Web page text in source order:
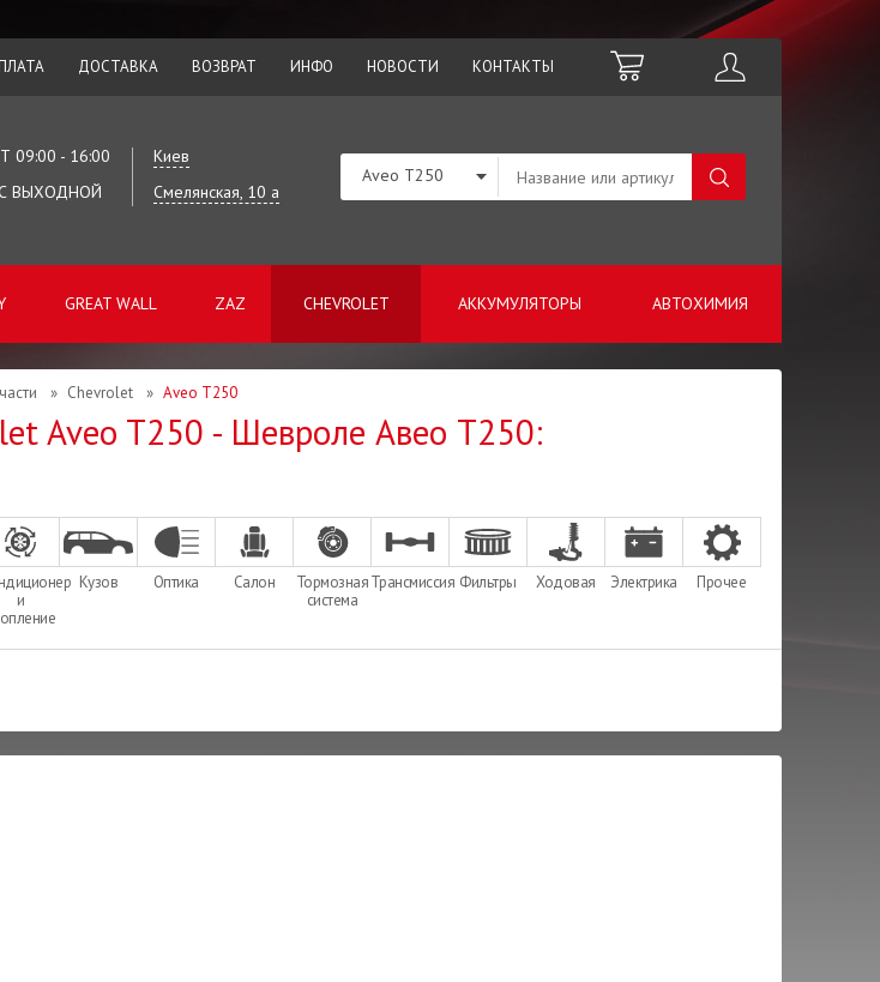
ДОСТАВКА ВОЗВРАТ ИНФО НОВОСТИ КОНТАКТЫ
09:00 - 16:00
ВЫХОДНОЙ
Киев
Смелянская, 10 а
GREAT WALL ZAZ CHEVROLET АККУМУЛЯТОРЫ АВТОХИМИЯ
Aveo T250
» Chevrolet » Aveo T250
Aveo T250 - Шевроле Авео Т250:
и
Кузов Оптика Салон
Тормозная
система
Трансмиссия Фильтры Ходовая Электрика Прочее